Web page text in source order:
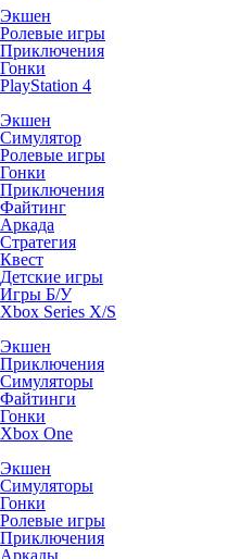
Экшен
Ролевые игры
Приключения
Гонки
PlayStation 4
Экшен
Симулятор
Ролевые игры
Гонки
Приключения
Файтинг
Аркада
Стратегия
Квест
Детские игры
Игры Б/У
Xbox Series X/S
Экшен
Приключения
Симуляторы
Файтинги
Гонки
Xbox One
Экшен
Симуляторы
Гонки
Ролевые игры
Приключения
Аркады